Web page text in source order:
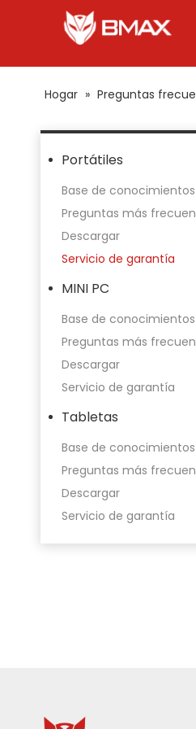
Hogar » Preguntas
Portátiles
Preguntas más
Descargar
Servicio de garantía
MINI PC
Preguntas más
Descargar
Servicio de garantía
Tabletas
Preguntas más
Descargar
Servicio de garantía